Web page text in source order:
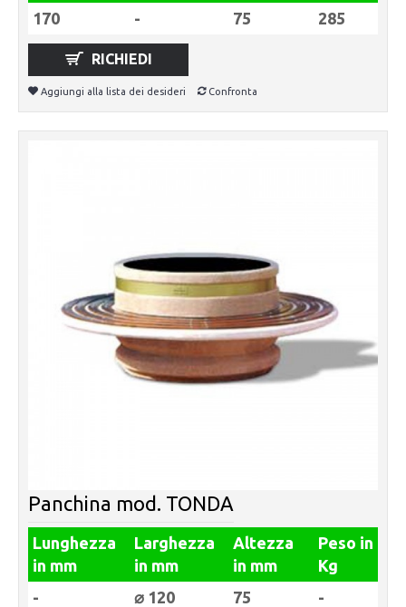
170
- 75 285
RICHIEDI
Aggiungi alla lista dei desideri Confronta
Panchina mod. TONDA
Lunghezza
in mm
Larghezza
in mm
Altezza
in mm
Peso in
Kg
-
⌀ 120 75 -